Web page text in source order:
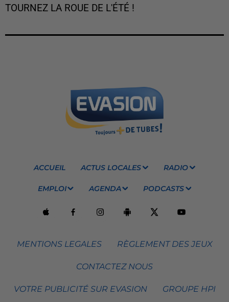
TOURNEZ LA ROUE DE L'ÉTÉ !
ACCUEIL ACTUS LOCALES RADIO
EMPLOI AGENDA PODCASTS
MENTIONS LEGALES RÈGLEMENT DES JEUX
CONTACTEZ NOUS
VOTRE PUBLICITÉ SUR EVASION GROUPE HPI